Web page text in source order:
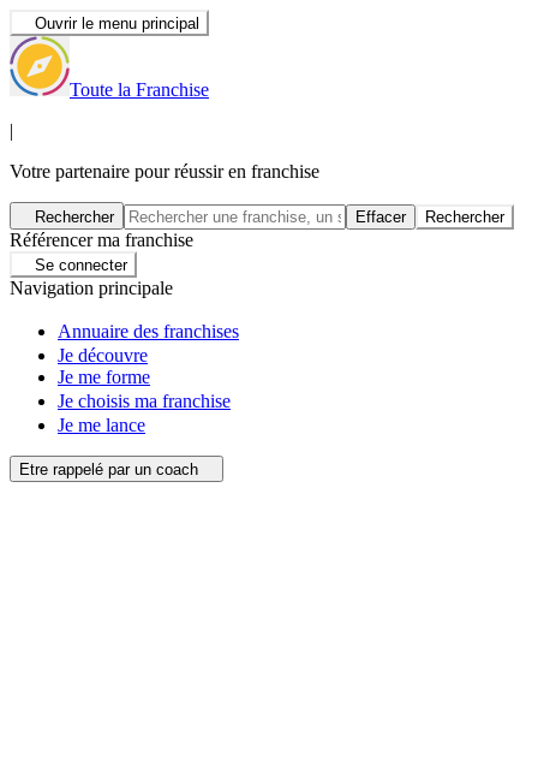
Ouvrir le menu principal
Toute la Franchise
|
Votre partenaire pour réussir en franchise
Rechercher Effacer Rechercher
Référencer ma franchise
Se connecter
Navigation principale
Annuaire des franchises
Je découvre
Je me forme
Je choisis ma franchise
Je me lance
Etre rappelé par un coach